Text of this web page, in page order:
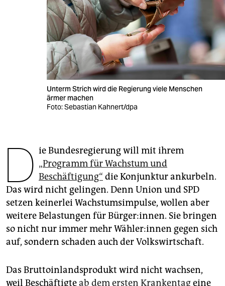
veranstaltungen
fragen & hilfe
unterstützen
genossenschaft
Unterm Strich wird die Regierung viele Menschen
ärmer machen
Foto: Sebastian Kahnert/dpa
D ie Bundesregierung will mit ihrem
„Programm für Wachstum und
Beschäftigung“ die Konjunktur ankurbeln.
Das wird nicht gelingen. Denn Union und SPD
setzen keinerlei Wachstumsimpulse, wollen aber
weitere Belastungen für Bürger:innen. Sie bringen
so nicht nur immer mehr Wäh­le­r:in­nen gegen sich
auf, sondern schaden auch der Volkswirtschaft.
Das Bruttoinlandsprodukt wird nicht wachsen,
weil Beschäftigteab dem ersten Krankentageine